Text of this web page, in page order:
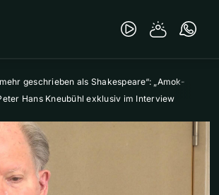
geschrieben als Shakespeare“: „Amok-
Hans Kneubühl exklusiv im Interview